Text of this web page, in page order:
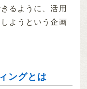
るように、活用
ようという企画
ングとは